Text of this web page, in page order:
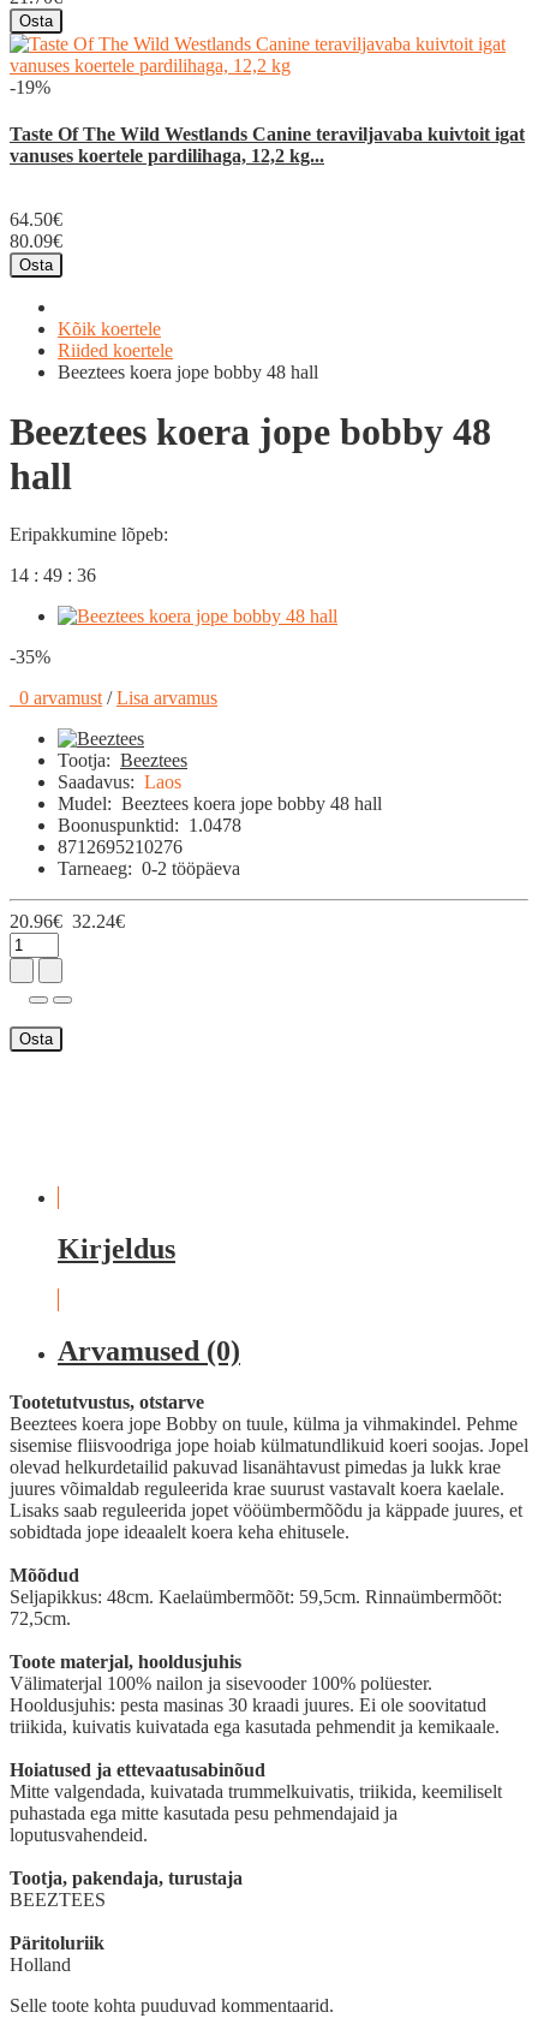
Osta
-19%
Taste Of The Wild Westlands Canine teraviljavaba kuivtoit igat
vanuses koertele pardilihaga, 12,2 kg...
64.50€
80.09€
Osta
Kõik koertele
Riided koertele
Beeztees koera jope bobby 48 hall
Beeztees koera jope bobby 48
hall
Eripakkumine lõpeb:
14 : 49 : 35
-35%
0 arvamust / Lisa arvamus
Tootja: Beeztees
Saadavus: Laos
Mudel: Beeztees koera jope bobby 48 hall
Boonuspunktid: 1.0478
8712695210276
Tarneaeg: 0-2 tööpäeva
20.96€ 32.24€
Osta
Kirjeldus
Arvamused (0)
Tootetutvustus, otstarve
Beeztees koera jope Bobby on tuule, külma ja vihmakindel. Pehme
sisemise fliisvoodriga jope hoiab külmatundlikuid koeri soojas. Jopel
olevad helkurdetailid pakuvad lisanähtavust pimedas ja lukk krae
juures võimaldab reguleerida krae suurust vastavalt koera kaelale.
Lisaks saab reguleerida jopet vööümbermõõdu ja käppade juures, et
sobidtada jope ideaalelt koera keha ehitusele.
Mõõdud
Seljapikkus: 48cm. Kaelaümbermõõt: 59,5cm. Rinnaümbermõõt:
72,5cm.
Toote materjal, hooldusjuhis
Välimaterjal 100% nailon ja sisevooder 100% polüester.
Hooldusjuhis: pesta masinas 30 kraadi juures. Ei ole soovitatud
triikida, kuivatis kuivatada ega kasutada pehmendit ja kemikaale.
Hoiatused ja ettevaatusabinõud
Mitte valgendada, kuivatada trummelkuivatis, triikida, keemiliselt
puhastada ega mitte kasutada pesu pehmendajaid ja
loputusvahendeid.
Tootja, pakendaja, turustaja
BEEZTEES
Päritoluriik
Holland
Selle toote kohta puuduvad kommentaarid.